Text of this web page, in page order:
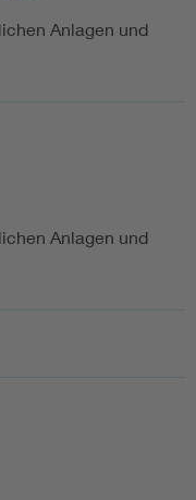
Anlagen und
Anlagen und